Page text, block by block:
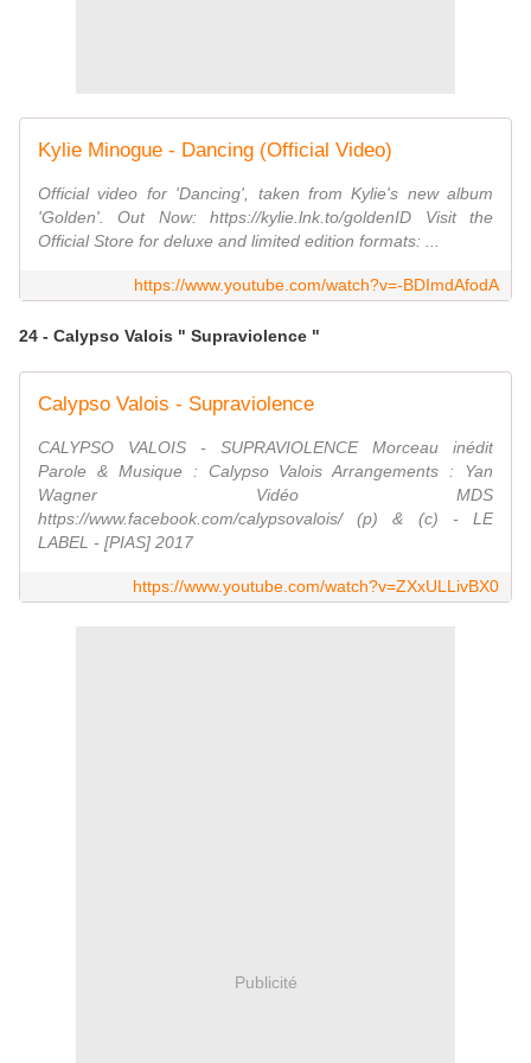
Kylie Minogue - Dancing (Official Video)
Official video for 'Dancing', taken from Kylie's new album
'Golden'. Out Now: https://kylie.lnk.to/goldenID Visit the
Official Store for deluxe and limited edition formats: ...
https://www.youtube.com/watch?v=-BDImdAfodA
24 - Calypso Valois " Supraviolence "
Calypso Valois - Supraviolence
CALYPSO VALOIS - SUPRAVIOLENCE Morceau inédit
Parole & Musique : Calypso Valois Arrangements : Yan
Wagner Vidéo MDS
https://www.facebook.com/calypsovalois/ (p) & (c) - LE
LABEL - [PIAS] 2017
https://www.youtube.com/watch?v=ZXxULLivBX0
Publicité